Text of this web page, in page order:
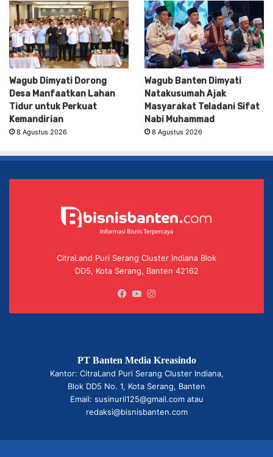
Wagub Dimyati Dorong
Desa Manfaatkan Lahan
Tidur untuk Perkuat
Kemandirian
8 Agustus 2026
Wagub Banten Dimyati
Natakusumah Ajak
Masyarakat Teladani Sifat
Nabi Muhammad
8 Agustus 2026
CitraLand Puri Serang Cluster Indiana Blok
DD5, Kota Serang, Banten 42162
Facebook
YouTube
PT Banten Media Kreasindo
Kantor: CitraLand Puri Serang Cluster Indiana,
Blok DD5 No. 1, Kota Serang, Banten
Email: susinuril125@gmail.com atau
redaksi@bisnisbanten.com